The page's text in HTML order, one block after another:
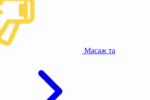
Масаж та